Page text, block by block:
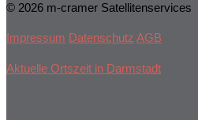
© 2026 m-cramer Satellitenservices
Impressum Datenschutz AGB
Aktuelle Ortszeit in Darmstadt